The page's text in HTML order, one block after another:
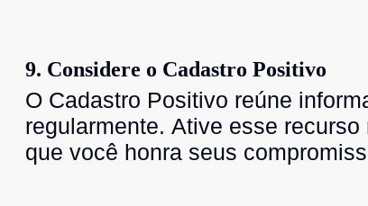
9. Considere o Cadastro Positivo
O Cadastro Positivo reúne
regularmente. Ative esse
que você honra seus